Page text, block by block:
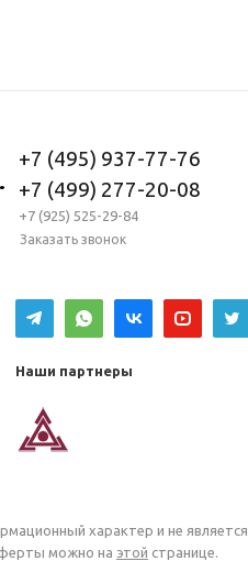
+7 (495) 937-77-76
+7 (499) 277-20-08
+7 (925) 525-29-84
Заказать звонок
Наши партнеры
характер и не является
можно на этой странице.